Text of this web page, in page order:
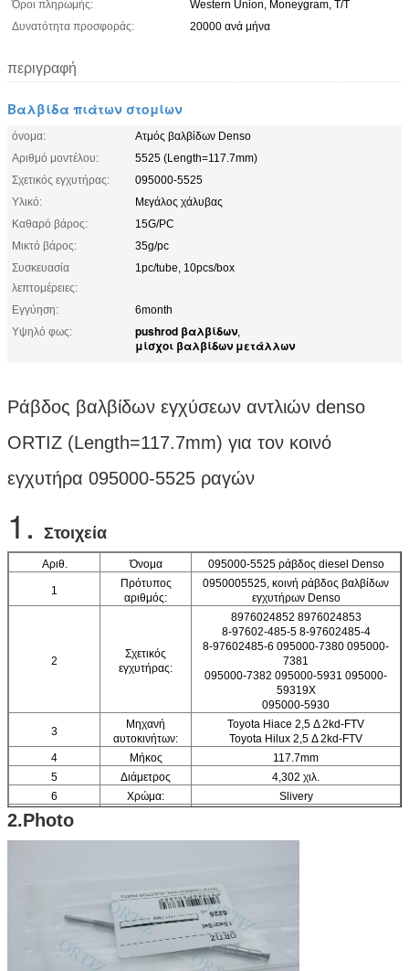
Όροι πληρωμής:
Western Union, Moneygram, T/T
Δυνατότητα προσφοράς:
20000 ανά μήνα
περιγραφή
Βαλβίδα πιάτων στομίων
όνομα:
Ατμός βαλβίδων Denso
Αριθμό μοντέλου:
5525 (Length=117.7mm)
Σχετικός εγχυτήρας:
095000-5525
Υλικό:
Μεγάλος χάλυβας
Καθαρό βάρος:
15G/PC
Μικτό βάρος:
35g/pc
Συσκευασία
λεπτομέρειες:
1pc/tube, 10pcs/box
Εγγύηση:
6month
Υψηλό φως:
pushrod βαλβίδων,
μίσχοι βαλβίδων μετάλλων
Ράβδος βαλβίδων εγχύσεων αντλιών denso
ORTIZ (Length=117.7mm) για τον κοινό
εγχυτήρα 095000-5525 ραγών
1. Στοιχεία
Αριθ. Όνομα 095000-5525 ράβδος diesel Denso
1
Πρότυπος
αριθμός:
0950005525, κοινή ράβδος βαλβίδων
εγχυτήρων Denso
2
Σχετικός
εγχυτήρας:
8976024852 8976024853
8-97602-485-5 8-97602485-4
8-97602485-6 095000-7380 095000-
7381
095000-7382 095000-5931 095000-
59319X
095000-5930
3
Μηχανή
αυτοκινήτων:
Toyota Hiace 2,5 Δ 2kd-FTV
Toyota Hilux 2,5 Δ 2kd-FTV
4
Μήκος
117.7mm
5
Διάμετρος
4,302 χιλ.
6
Χρώμα:
Slivery
7
8 35g/pc
2.Photo